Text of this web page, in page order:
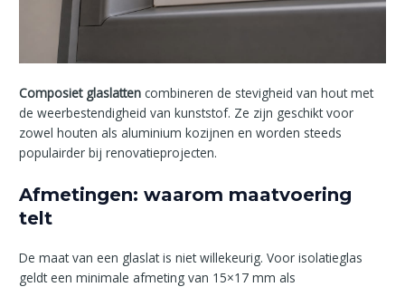
Composiet glaslatten combineren de stevigheid van hout met
de weerbestendigheid van kunststof. Ze zijn geschikt voor
zowel houten als aluminium kozijnen en worden steeds
populairder bij renovatieprojecten.
Afmetingen: waarom maatvoering
telt
De maat van een glaslat is niet willekeurig. Voor isolatieglas
geldt een minimale afmeting van 15×17 mm als